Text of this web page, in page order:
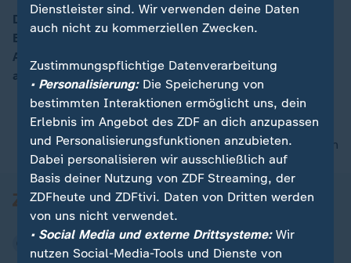
Die US-Regierung von Präsident Trump prüft die
Einführung von Einfuhrzöllen auf im Ausland gebaute
Autos. Die Zölle würden besonders deutsche und
andere europäische Hersteller treffen.
nach oben
Dienstleister sind. Wir verwenden deine Daten
auch nicht zu kommerziellen Zwecken.
Zustimmungspflichtige Datenverarbeitung
• Personalisierung:Die Speicherung von
bestimmten Interaktionen ermöglicht uns, dein
Erlebnis im Angebot des ZDF an dich anzupassen
und Personalisierungsfunktionen anzubieten.
Dabei personalisieren wir ausschließlich auf
Basis deiner Nutzung von ZDF Streaming, der
ZDFheute und ZDFtivi. Daten von Dritten werden
von uns nicht verwendet.
• Social Media und externe Drittsysteme:Wir
nutzen Social-Media-Tools und Dienste von